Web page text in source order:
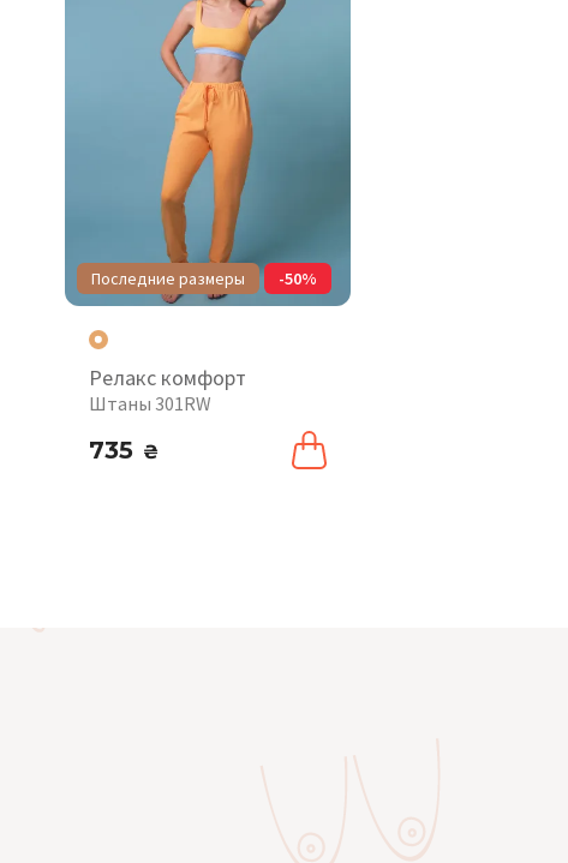
Последние размеры -50%
Релакс комфорт
Штаны 301RW
735 ₴